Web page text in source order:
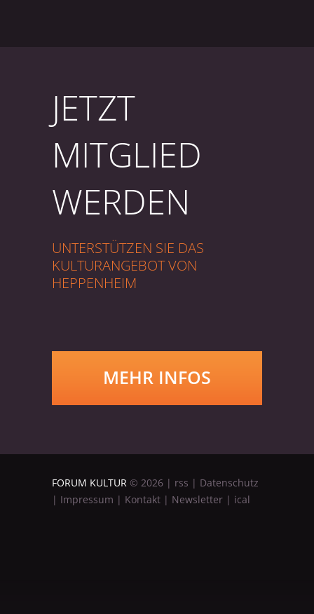
JETZT
MITGLIED
WERDEN
UNTERSTÜTZEN SIE DAS
KULTURANGEBOT VON
HEPPENHEIM
MEHR INFOS
FORUM KULTUR © 2026 | rss | Datenschutz
| Impressum | Kontakt | Newsletter | ical